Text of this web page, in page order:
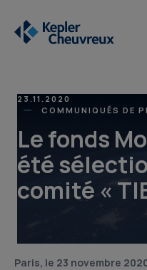
23.11.2020
COMMUNIQUÉS DE
Le fonds
été
comité «
Paris, le 23 novembre